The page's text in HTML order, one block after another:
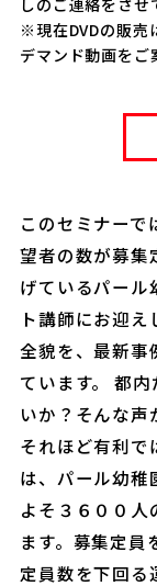
※現在DVDの販売
デマンド動画をご
このセミナー
望者の数が募
げているパール
ト講師にお迎
全貌を、最新事
ています。 都
いか？そんな
それほど有利で
は、パール幼稚
よそ３６００
ます。募集定員
定員数を下回る